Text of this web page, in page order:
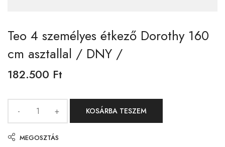
Teo 4 személyes étkező Dorothy 160
cm asztallal / DNY /
182.500 Ft
KOSÁRBA TESZEM
MEGOSZTÁS